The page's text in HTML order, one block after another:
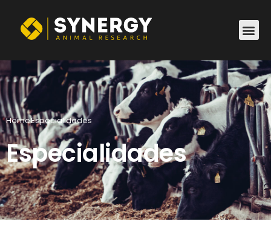
HomeEspecialidades
Especialidades